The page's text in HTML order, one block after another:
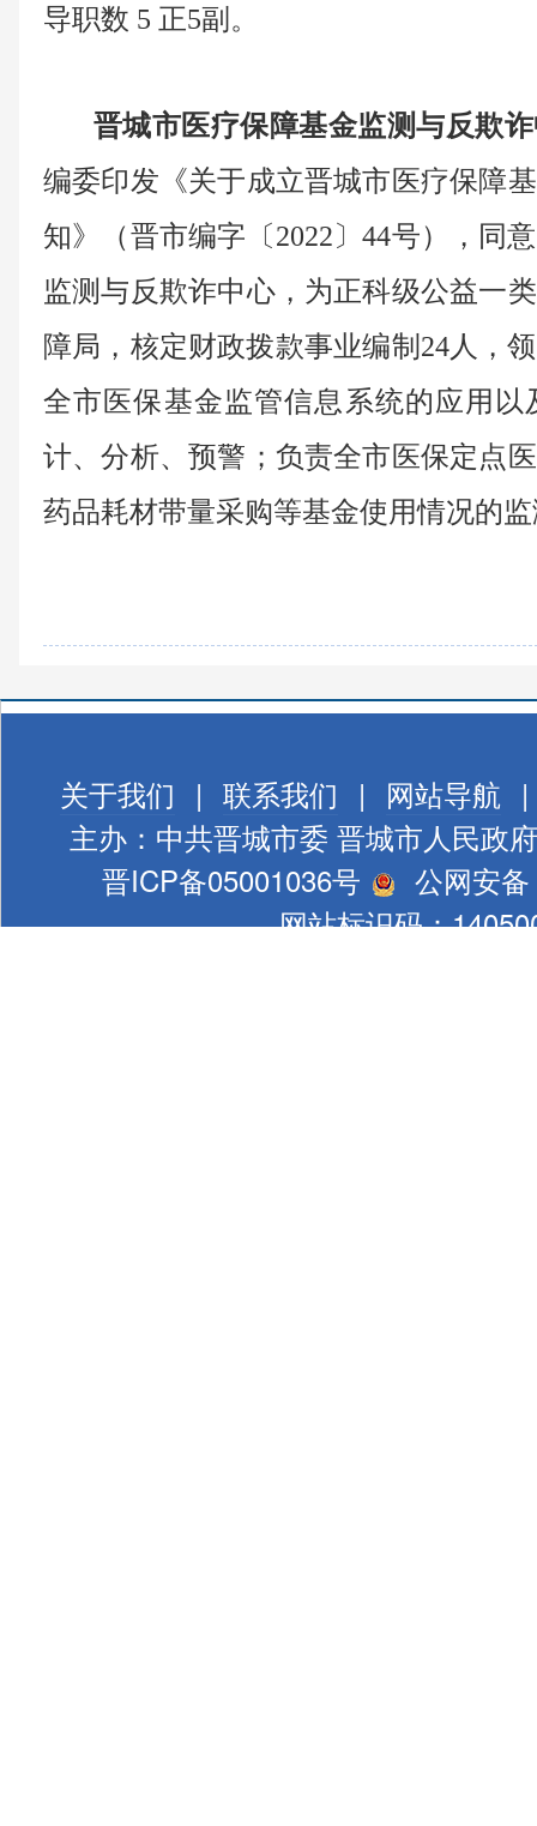
导职数 5 正5副。
晋城市医疗保障基金监测与反欺
编委印发《关于成立晋城市医疗保障
知》（晋市编字〔2022〕44号），同
监测与反欺诈中心，为正科级公益一
障局，核定财政拨款事业编制24人，
全市医保基金监管信息系统的应用
计、分析、预警；负责全市医保定点
药品耗材带量采购等基金使用情况的
关于我们 | 联系我们 | 网站导航 |
主办：中共晋城市委 晋城市人民政府
晋ICP备05001036号
公网安
网站标识码：